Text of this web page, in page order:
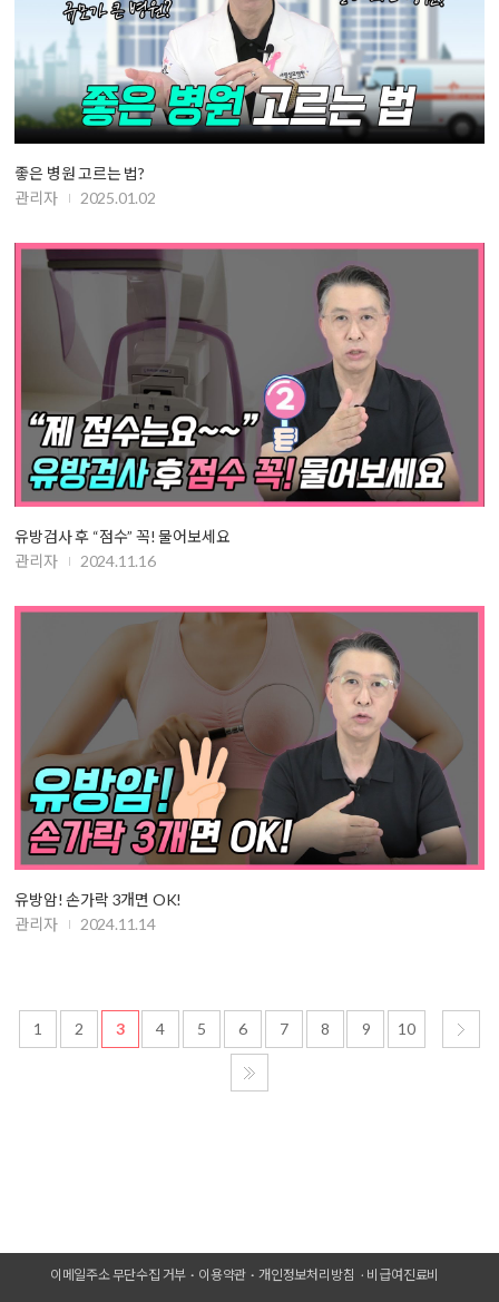
좋은 병원 고르는 법?
관리자
2025.01.02
유방검사 후 “점수” 꼭! 물어보세요
관리자
2024.11.16
유방암! 손가락 3개면 OK!
관리자
2024.11.14
1 2 3 4 5 6 7 8 9 10
이메일주소 무단수집 거부 이용약관 개인정보처리방침 비급여진료비